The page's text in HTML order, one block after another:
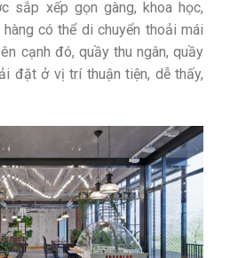
sắp xếp gọn gàng, khoa học,
có thể di chuyển thoải mái
cạnh đó, quầy thu ngân, quầy
đặt ở vị trí thuận tiện, dễ thấy,